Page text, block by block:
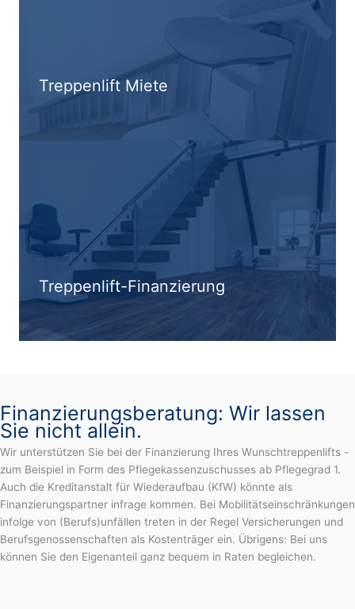
Treppenlift Miete
Treppenlift-Finanzierung
Finanzierungsberatung: Wir lassen
Sie nicht allein.
Wir unterstützen Sie bei der Finanzierung Ihres Wunschtreppenlifts -
zum Beispiel in Form des Pflegekassenzuschusses ab Pflegegrad 1.
Auch die Kreditanstalt für Wiederaufbau (KfW) könnte als
Finanzierungspartner infrage kommen. Bei Mobilitätseinschränkungen
infolge von (Berufs)unfällen treten in der Regel Versicherungen und
Berufsgenossenschaften als Kostenträger ein. Übrigens: Bei uns
können Sie den Eigenanteil ganz bequem in Raten begleichen.